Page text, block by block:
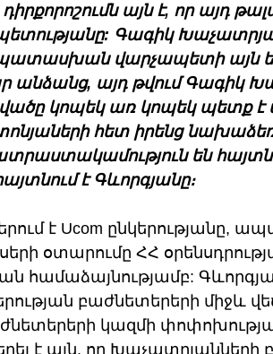
այն է, որ այդ
Գագիկ
վարչապետի այն
այդ թվում Գագիկ
կոպեկ առ կոպեկ պետք
հետ իրենց
են
է Գևորգյանը։
է Ucom
օտարումը ՀՀ
համաձայնությամբ:
բաժնետերերի միջև
կազմի
եղել է այն, որ